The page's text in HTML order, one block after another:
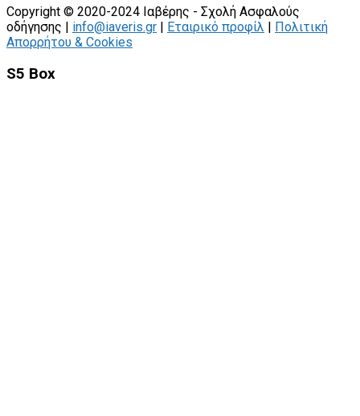
Copyright © 2020-2024 Ιαβέρης - Σχολή Ασφαλούς
οδήγησης | info@iaveris.gr | Εταιρικό προφίλ | Πολιτική
Απορρήτου & Cookies
S5 Box